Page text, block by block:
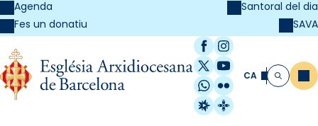
Agenda
Fes un donatiu
Santoral del dia
SAVA
Facebook
Instagram
X / Twitter
YouTube
WhatsApp
Flickr
Radio Estel
Catalunya
CA Cerca